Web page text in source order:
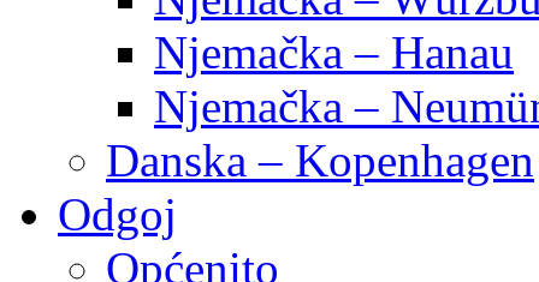
Njemačka – Hanau
Njemačka –
Danska – Kopenhagen
Odgoj
Općenito